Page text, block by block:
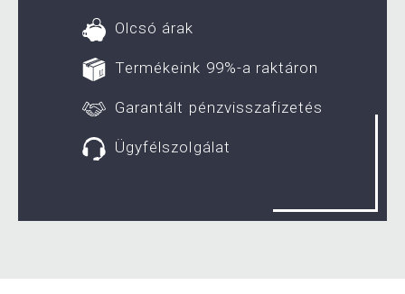
Olcsó árak
Termékeink 99%-a raktáron
Garantált pénzvisszafizetés
Ügyfélszolgálat